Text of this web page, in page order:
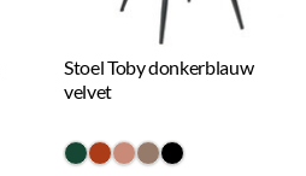
Stoel Toby donkerblauw
velvet
#154734
#ac3c17
#c98a78
#967b6a
#000000